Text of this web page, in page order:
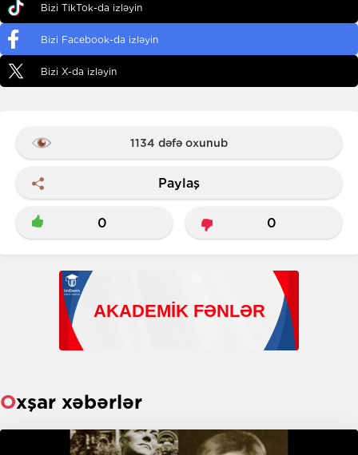
Bizi TikTok-da izləyin
Bizi Facebook-da izləyin
Bizi X-da izləyin
1134 dəfə oxunub
Paylaş
0 0
Oxşar xəbərlər